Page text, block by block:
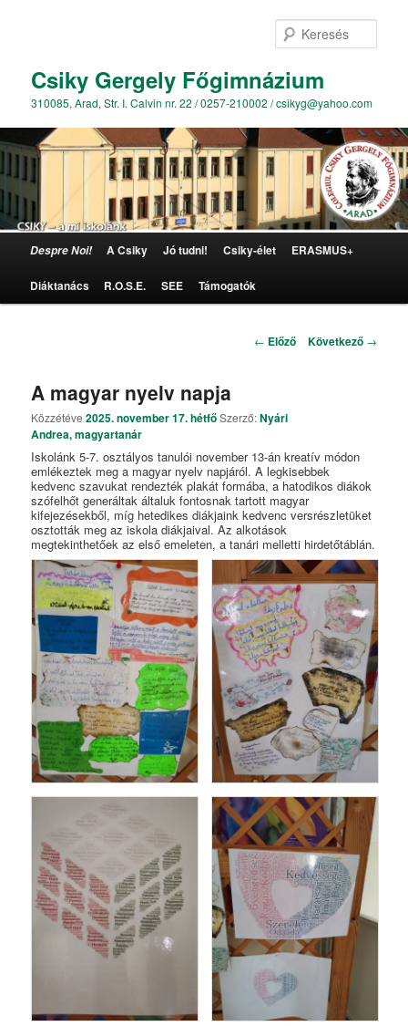
Csiky Gergely Főgimnázium
310085, Arad, Str. I. Calvin nr. 22 / 0257-210002 / csikyg@yahoo.com
Tovább az elsődleges tartalomra
Despre Noi! A Csiky Jó tudni! Csiky-élet ERASMUS+
Diáktanács R.O.S.E. SEE Támogatók
Bejegyzés navigáció
← Előző Következő →
A magyar nyelv napja
Közzétéve2025. november 17. hétfőSzerző:Nyári
Andrea, magyartanár
Iskolánk 5-7. osztályos tanulói november 13-án kreatív módon
emlékeztek meg a magyar nyelv napjáról. A legkisebbek
kedvenc szavukat rendezték plakát formába, a hatodikos diákok
szófelhőt generáltak általuk fontosnak tartott magyar
kifejezésekből, míg hetedikes diákjaink kedvenc versrészletüket
osztották meg az iskola diákjaival. Az alkotások
megtekinthetőek az első emeleten, a tanári melletti hirdetőtáblán.